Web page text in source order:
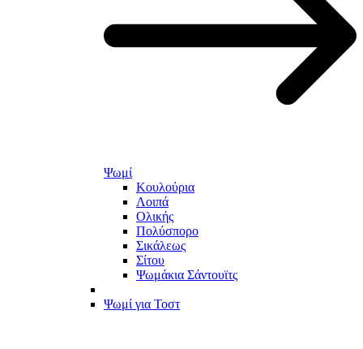
Ψωμί
Κουλούρια
Λοιπά
Ολικής
Πολύσπορο
Σικάλεως
Σίτου
Ψωμάκια Σάντουϊτς
Ψωμί για Τοστ